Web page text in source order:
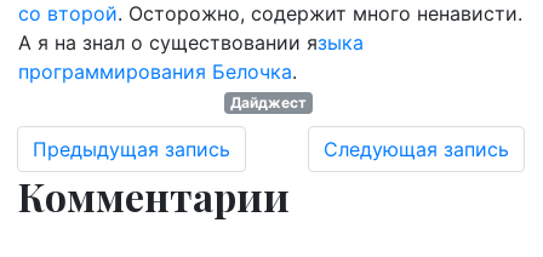
со второй. Осторожно, содержит много ненависти.
А я на знал о существовании языка
программирования Белочка.
Дайджест
Предыдущая запись Следующая запись
Комментарии